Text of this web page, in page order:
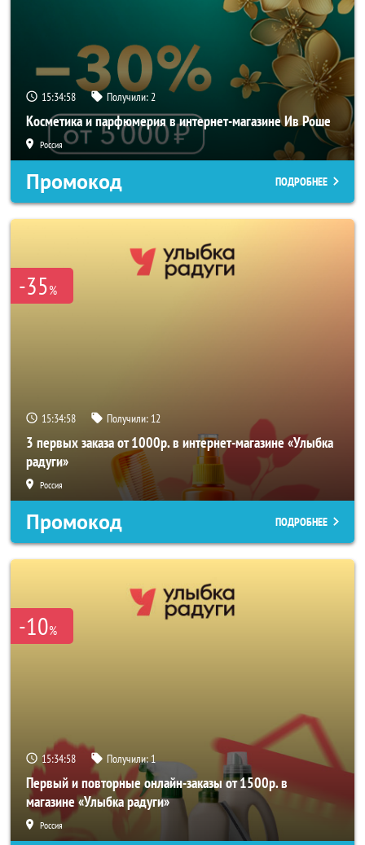
15:34:58 Получили:2
Косметика и парфюмерия в интернет-магазине Ив Роше
Россия
Промокод ПОДРОБНЕЕ
-35%
15:34:58 Получили: 12
3 первых заказа от 1000р. в интернет-магазине «Улыбка
радуги»
Россия
Промокод ПОДРОБНЕЕ
-10%
15:34:58 Получили:1
Первый и повторные онлайн-заказы от 1500р. в
магазине «Улыбка радуги»
Россия